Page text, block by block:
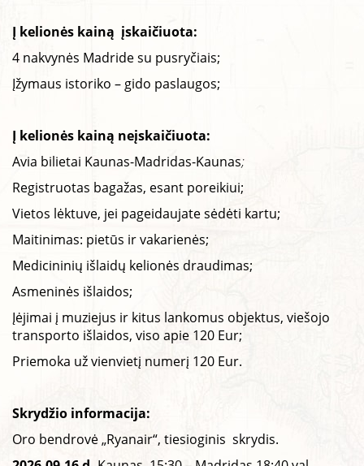
Į kelionės kainą įskaičiuota:
4 nakvynės Madride su pusryčiais;
Įžymaus istoriko – gido paslaugos;
Į kelionės kainą neįskaičiuota:
Avia bilietai Kaunas-Madridas-Kaunas;
Registruotas bagažas, esant poreikiui;
Vietos lėktuve, jei pageidaujate sėdėti kartu;
Maitinimas: pietūs ir vakarienės;
Medicininių išlaidų kelionės draudimas;
Asmeninės išlaidos;
Įėjimai į muziejus ir kitus lankomus objektus, viešojo
transporto išlaidos, viso apie 120 Eur;
Priemoka už vienvietį numerį 120 Eur.
Skrydžio informacija:
Oro bendrovė „Ryanair“, tiesioginis skrydis.